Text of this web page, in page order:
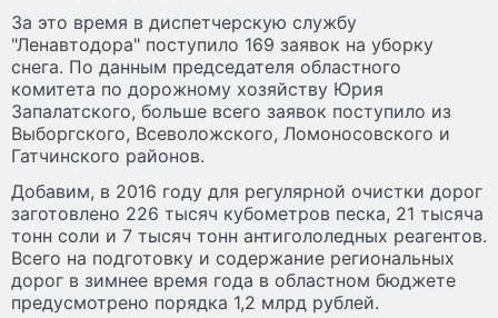
За это время в диспетчерскую службу
"Ленавтодора" поступило 169 заявок на уборку
снега. По данным председателя областного
комитета по дорожному хозяйству Юрия
Запалатского, больше всего заявок поступило из
Выборгского, Всеволожского, Ломоносовского и
Гатчинского районов.
Добавим, в 2016 году для регулярной очистки дорог
заготовлено 226 тысяч кубометров песка, 21 тысяча
тонн соли и 7 тысяч тонн антигололедных реагентов.
Всего на подготовку и содержание региональных
дорог в зимнее время года в областном бюджете
предусмотрено порядка 1,2 млрд рублей.